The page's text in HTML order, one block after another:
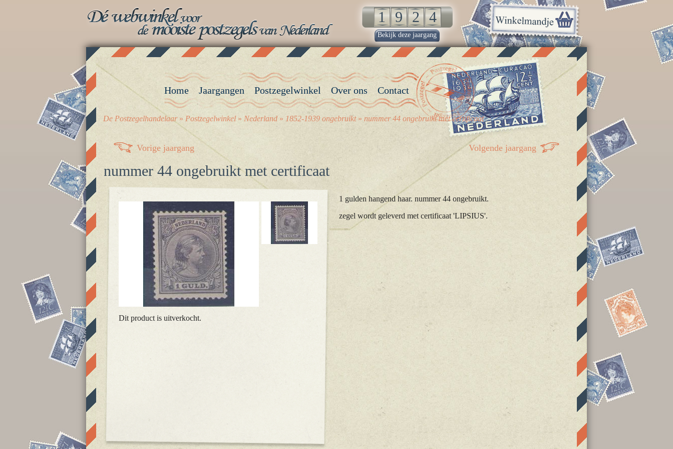
Vorige jaargang Volgende jaargang
nummer 44 ongebruikt met certificaat
Dit product is uitverkocht.
1 gulden hangend haar. nummer 44 ongebruikt.
zegel wordt geleverd met certificaat 'LIPSIUS'.
Home Jaargangen Postzegelwinkel Over ons Contact
De Postzegelhandelaar» Postzegelwinkel » Nederland » 1852-1939 ongebruikt» nummer 44 ongebruikt met certificaat
Bekijk deze jaargang